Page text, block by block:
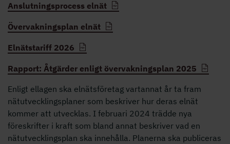
Anslutningsprocess elnät
Övervakningsplan elnät
Elnätstariff 2026
Rapport: Åtgärder enligt övervakningsplan 2025
Enligt ellagen ska elnätsföretag vartannat år ta fram
nätutvecklingsplaner som beskriver hur deras elnät
kommer att utvecklas. I februari 2024 trädde nya
föreskrifter i kraft som bland annat beskriver vad en
nätutvecklingsplan ska innehålla. Planerna ska publiceras